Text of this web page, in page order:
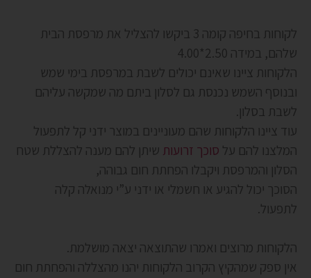
לקוחות בחיפה קומה 3 ביקשו להצליל את מרפסת הבית
שלהם, במידה 2.50*4.00
הלקוחות ציינו שאינם יכולים לשבת במרפסת בימי שמש
ובנוסף השמש נכנסת גם לסלון ביתם מה שמקשה עליהם
לשבת בסלון.
עוד ציינו הלקוחות שהם מעוניינים במוצר ידני קל לתפעול
המלצנו להם על סוכך זרועות שיתן להם מענה להצללת שטח
הסלון והמרפסת ויקבלו הפחתת חום גבוהה,
הסוכך יכול להגיע או חשמלי או ידני ע”י מנואלה קלה
לתפעול.
הלקוחות מרוצים ואמרו שהתוצאה יצאה מושלמת.
אין ספק שמהקיץ הקרוב הלקוחות יהנו מהצללה והפחתת חום